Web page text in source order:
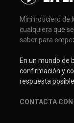
Mini noticiero de
cualquiera que
saber para
En un mundo de
confirmación y
respuesta
CONTACTA